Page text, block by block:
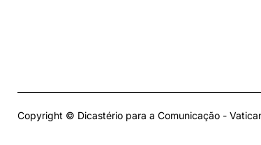
Copyright © Dicastério para a Comunicação -